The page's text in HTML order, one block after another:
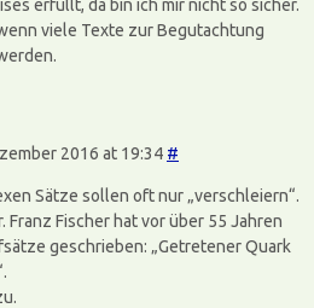
erfüllt, da bin ich mir nicht so sicher.
viele Texte zur Begutachtung
2016 at 19:34 #
Sätze sollen oft nur „verschleiern“.
Fischer hat vor über 55 Jahren
geschrieben: „Getretener Quark